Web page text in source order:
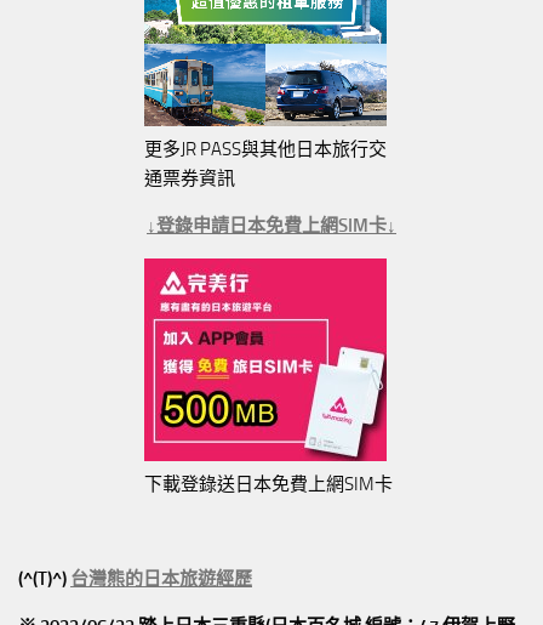
更多JR PASS與其他日本旅行交
通票券資訊
↓登錄申請日本免費上網SIM卡↓
下載登錄送日本免費上網SIM卡
(^(T)^) 台灣熊的日本旅遊經歷